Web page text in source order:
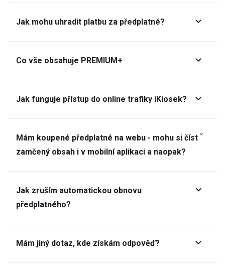
Jak mohu uhradit platbu za předplatné?
Co vše obsahuje PREMIUM+
Jak funguje přístup do online trafiky iKiosek?
Mám koupené předplatné na webu - mohu si číst
zamčený obsah i v mobilní aplikaci a naopak?
Jak zruším automatickou obnovu
předplatného?
Mám jiný dotaz, kde získám odpověď?